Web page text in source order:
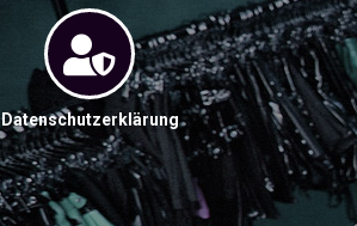
Datenschutzerklärung